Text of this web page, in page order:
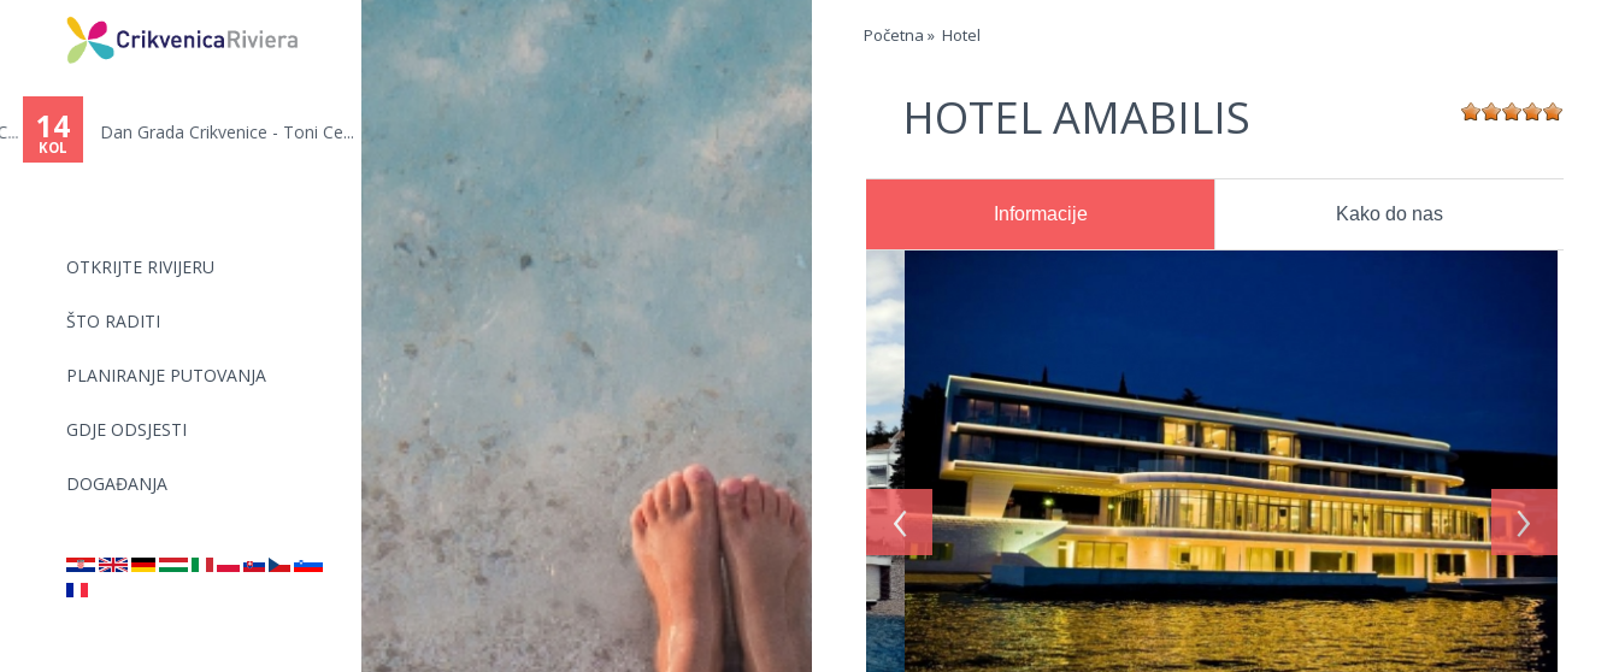
OTKRIJTE RIVIJERU
ŠTO RADITI
PLANIRANJE PUTOVANJA
GDJE ODSJESTI
DOGAĐANJA
14
KOL
Dan Grada Crikvenice - Toni Ce...
ste
ovdje
Početna » Hotel
HOTEL AMABILIS
Informacije Kako do nas
‹ ›